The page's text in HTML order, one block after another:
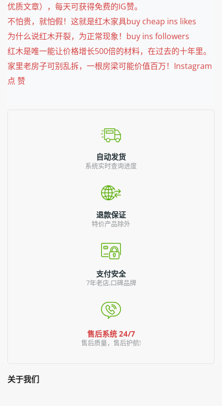
优质文章），每天可获得免费的IG赞。
不怕贵，就怕假！这就是红木家具buy cheap ins likes
为什么说红木开裂，为正常现象！buy ins followers
红木是唯一能让价格增长500倍的材料，在过去的十年里。
家里老房子可别乱拆，一根房梁可能价值百万！Instagram
点 赞
自动发货
系统实时查询进度
退款保证
特价产品除外
支付安全
7年老店,口碑品牌
售后系统 24/7
售后质量，售后护航!
关于我们